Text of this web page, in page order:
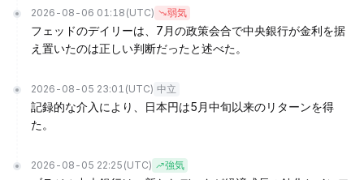
2026-08-06 01:18 (UTC) 弱気
フェッドのデイリーは、7月の政策会合で中央銀行が金利を据
え置いたのは正しい判断だったと述べた。
2026-08-05 23:01 (UTC) 中立
記録的な介入により、日本円は5月中旬以来のリターンを得
た。
2026-08-05 22:25 (UTC) 強気